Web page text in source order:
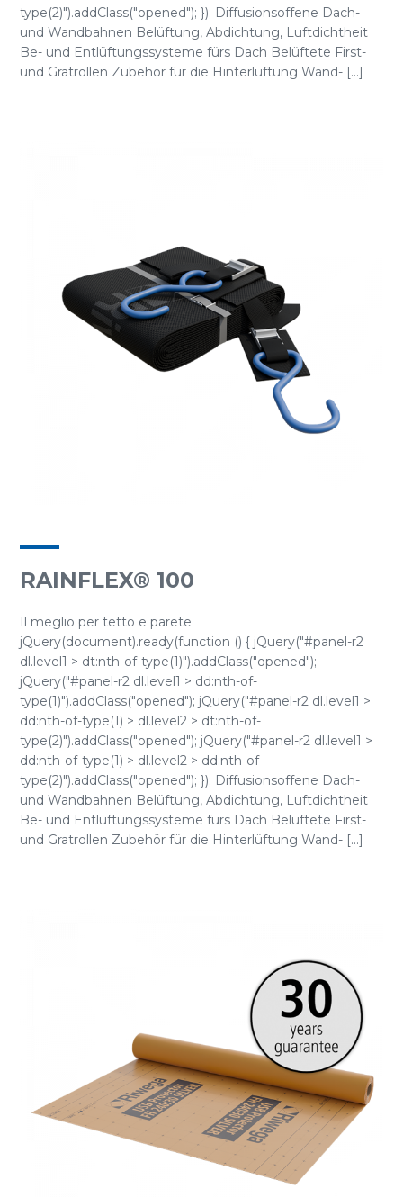
type(2)").addClass("opened"); }); Diffusionsoffene Dach-
und Wandbahnen Belüftung, Abdichtung, Luftdichtheit
Be- und Entlüftungssysteme fürs Dach Belüftete First-
und Gratrollen Zubehör für die Hinterlüftung Wand- [...]
RAINFLEX® 100
Il meglio per tetto e parete
jQuery(document).ready(function () { jQuery("#panel-r2
dl.level1 > dt:nth-of-type(1)").addClass("opened");
jQuery("#panel-r2 dl.level1 > dd:nth-of-
type(1)").addClass("opened"); jQuery("#panel-r2 dl.level1 >
dd:nth-of-type(1) > dl.level2 > dt:nth-of-
type(2)").addClass("opened"); jQuery("#panel-r2 dl.level1 >
dd:nth-of-type(1) > dl.level2 > dd:nth-of-
type(2)").addClass("opened"); }); Diffusionsoffene Dach-
und Wandbahnen Belüftung, Abdichtung, Luftdichtheit
Be- und Entlüftungssysteme fürs Dach Belüftete First-
und Gratrollen Zubehör für die Hinterlüftung Wand- [...]